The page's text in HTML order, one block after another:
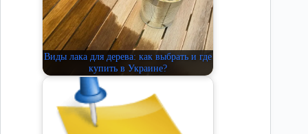
Виды лака для дерева: как выбрать и где
купить в Украине?